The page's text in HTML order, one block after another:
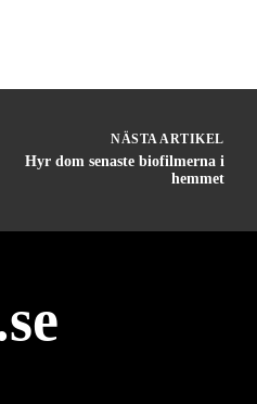
NÄSTA ARTIKEL
Hyr dom senaste biofilmerna i
hemmet